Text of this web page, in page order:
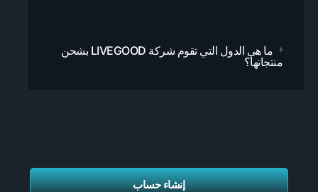
ما هي الدول التي تقوم شركة LIVEGOOD بشحن
منتجاتها؟
إنشاء حساب